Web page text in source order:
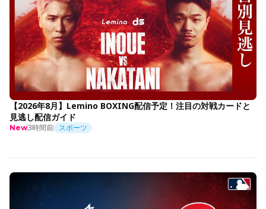
【2026年8月】Lemino BOXING配信予定！注目の対戦カードと
見逃し配信ガイド
New3時間前 スポーツ